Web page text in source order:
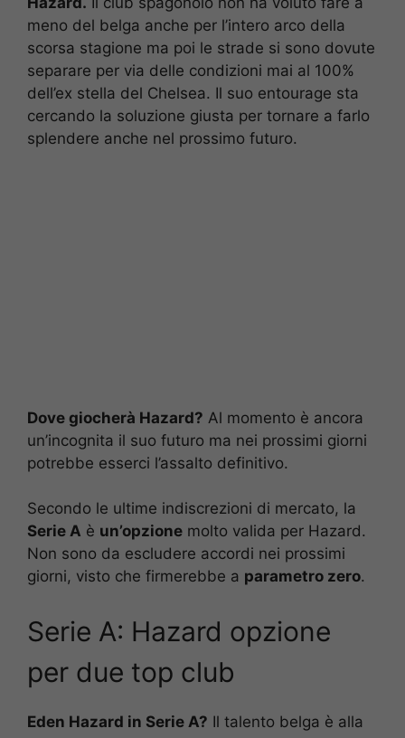
meno del belga anche per l’intero arco della
scorsa stagione ma poi le strade si sono dovute
separare per via delle condizioni mai al 100%
dell’ex stella del Chelsea. Il suo entourage sta
cercando la soluzione giusta per tornare a farlo
splendere anche nel prossimo futuro.
Dove giocherà Hazard? Al momento è ancora
un’incognita il suo futuro ma nei prossimi giorni
potrebbe esserci l’assalto definitivo.
Secondo le ultime indiscrezioni di mercato, la
Serie A è un’opzione molto valida per Hazard.
Non sono da escludere accordi nei prossimi
giorni, visto che firmerebbe a parametro zero.
Serie A: Hazard opzione
per due top club
Eden Hazard in Serie A? Il talento belga è alla